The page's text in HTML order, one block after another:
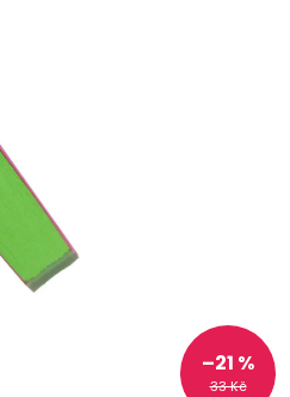
33 Kč
–21 %